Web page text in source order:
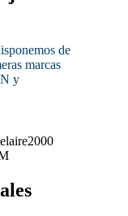
de
marcas
y